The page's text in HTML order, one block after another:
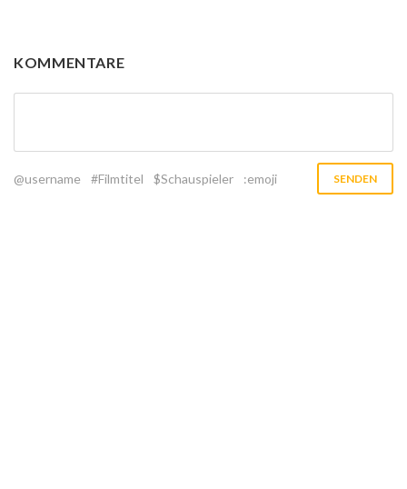
KOMMENTARE
@username #Filmtitel $Schauspieler :emoji